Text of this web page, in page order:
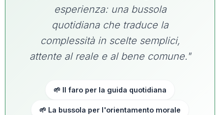
esperienza: una bussola
quotidiana che traduce la
complessità in scelte semplici,
attente al reale e al bene comune."
🌱 Il faro per la guida quotidiana
🌱 La bussola per l'orientamento morale